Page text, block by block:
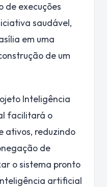
de execuções
saudável,
em uma
de um
Inteligência
facilitará o
ativos, reduzindo
de
o sistema pronto
artificial